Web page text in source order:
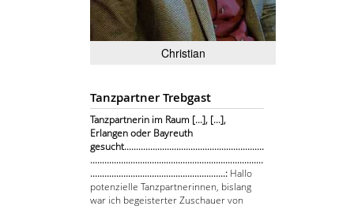
Christian
Tanzpartner Trebgast
Tanzpartnerin im Raum [...], [...],
Erlangen oder Bayreuth
gesucht...........................................................
.........................................................................
.........................................................: Hallo
potenzielle Tanzpartnerinnen, bislang
war ich begeisterter Zuschauer von